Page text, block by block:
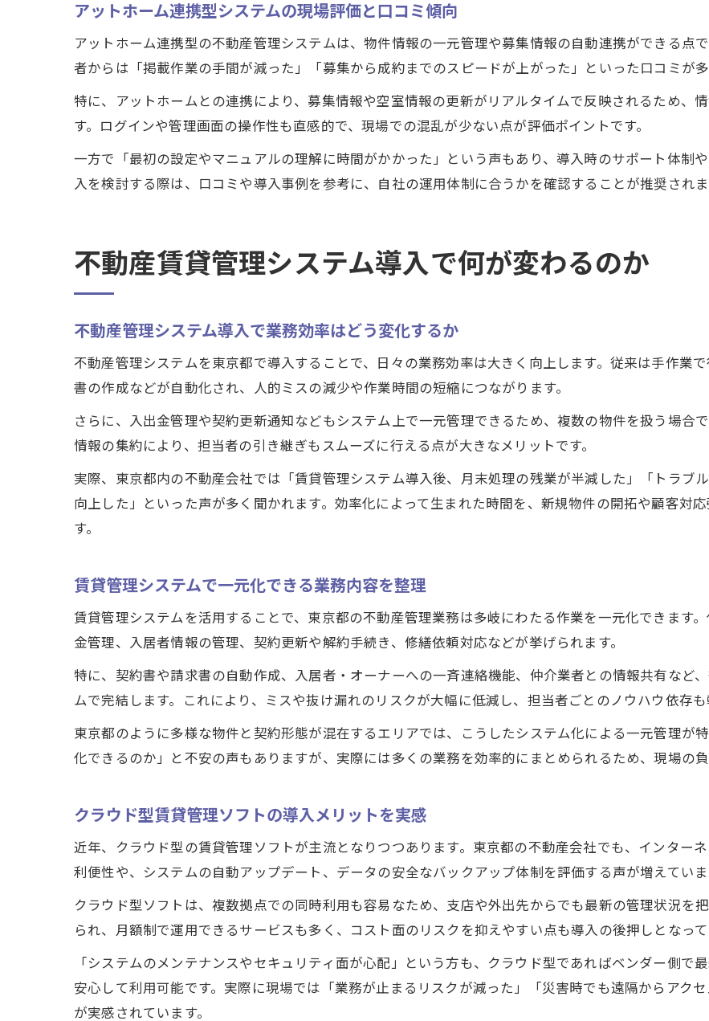
アットホーム連携型システムの現場評価と口コミ傾向
アットホーム連携型の不動産管理システムは、物件情報の一元管理や募集情報の自動連携ができる点
者からは「掲載作業の手間が減った」「募集から成約までのスピードが上がった」といった口コミが多
特に、アットホームとの連携により、募集情報や空室情報の更新がリアルタイムで反映されるため、
す。ログインや管理画面の操作性も直感的で、現場での混乱が少ない点が評価ポイントです。
一方で「最初の設定やマニュアルの理解に時間がかかった」という声もあり、導入時のサポート体制
入を検討する際は、口コミや導入事例を参考に、自社の運用体制に合うかを確認することが推奨されま
不動産賃貸管理システム導入で何が変わるのか
不動産管理システム導入で業務効率はどう変化するか
不動産管理システムを東京都で導入することで、日々の業務効率は大きく向上します。従来は手作業
書の作成などが自動化され、人的ミスの減少や作業時間の短縮につながります。
さらに、入出金管理や契約更新通知などもシステム上で一元管理できるため、複数の物件を扱う場合
情報の集約により、担当者の引き継ぎもスムーズに行える点が大きなメリットです。
実際、東京都内の不動産会社では「賃貸管理システム導入後、月末処理の残業が半減した」「トラブ
向上した」といった声が多く聞かれます。効率化によって生まれた時間を、新規物件の開拓や顧客対
す。
賃貸管理システムで一元化できる業務内容を整理
賃貸管理システムを活用することで、東京都の不動産管理業務は多岐にわたる作業を一元化できます
金管理、入居者情報の管理、契約更新や解約手続き、修繕依頼対応などが挙げられます。
特に、契約書や請求書の自動作成、入居者・オーナーへの一斉連絡機能、仲介業者との情報共有など
ムで完結します。これにより、ミスや抜け漏れのリスクが大幅に低減し、担当者ごとのノウハウ依存も
東京都のように多様な物件と契約形態が混在するエリアでは、こうしたシステム化による一元管理が
化できるのか」と不安の声もありますが、実際には多くの業務を効率的にまとめられるため、現場の負
クラウド型賃貸管理ソフトの導入メリットを実感
近年、クラウド型の賃貸管理ソフトが主流となりつつあります。東京都の不動産会社でも、インター
利便性や、システムの自動アップデート、データの安全なバックアップ体制を評価する声が増えていま
クラウド型ソフトは、複数拠点での同時利用も容易なため、支店や外出先からでも最新の管理状況を
られ、月額制で運用できるサービスも多く、コスト面のリスクを抑えやすい点も導入の後押しとなって
「システムのメンテナンスやセキュリティ面が心配」という方も、クラウド型であればベンダー側で
安心して利用可能です。実際に現場では「業務が止まるリスクが減った」「災害時でも遠隔からアク
が実感されています。